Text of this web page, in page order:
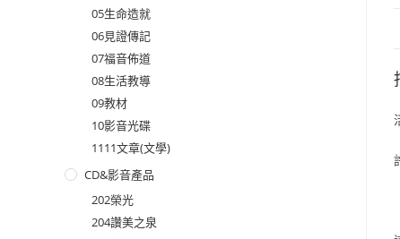
05生命造就
06見證傳記
07福音佈道
08生活教導
09教材
10影音光碟
1111文章(文學)
CD&影音產品
202榮光
204讚美之泉